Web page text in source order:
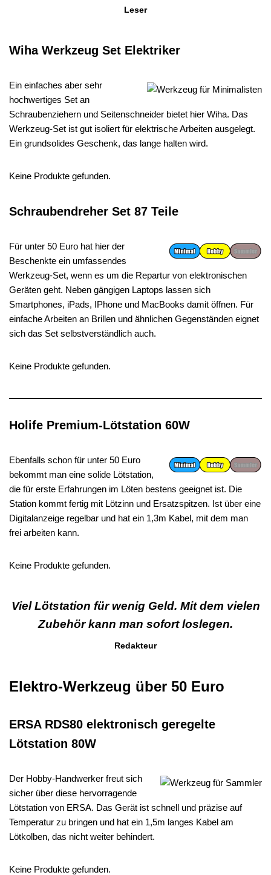
Leser
Wiha Werkzeug Set Elektriker
Ein einfaches aber sehr
hochwertiges Set an
Schraubenziehern und Seitenschneider bietet hier Wiha. Das
Werkzeug-Set ist gut isoliert für elektrische Arbeiten ausgelegt.
Ein grundsolides Geschenk, das lange halten wird.
Keine Produkte gefunden.
Schraubendreher Set 87 Teile
Für unter 50 Euro hat hier der
Beschenkte ein umfassendes
Werkzeug-Set, wenn es um die Repartur von elektronischen
Geräten geht. Neben gängigen Laptops lassen sich
Smartphones, iPads, IPhone und MacBooks damit öffnen. Für
einfache Arbeiten an Brillen und ähnlichen Gegenständen eignet
sich das Set selbstverständlich auch.
Keine Produkte gefunden.
Holife Premium-Lötstation 60W
Ebenfalls schon für unter 50 Euro
bekommt man eine solide Lötstation,
die für erste Erfahrungen im Löten bestens geeignet ist. Die
Station kommt fertig mit Lötzinn und Ersatzspitzen. Ist über eine
Digitalanzeige regelbar und hat ein 1,3m Kabel, mit dem man
frei arbeiten kann.
Keine Produkte gefunden.
Viel Lötstation für wenig Geld. Mit dem vielen
Zubehör kann man sofort loslegen.
Redakteur
Elektro-Werkzeug über 50 Euro
ERSA RDS80 elektronisch geregelte
Lötstation 80W
Der Hobby-Handwerker freut sich
sicher über diese hervorragende
Lötstation von ERSA. Das Gerät ist schnell und präzise auf
Temperatur zu bringen und hat ein 1,5m langes Kabel am
Lötkolben, das nicht weiter behindert.
Keine Produkte gefunden.